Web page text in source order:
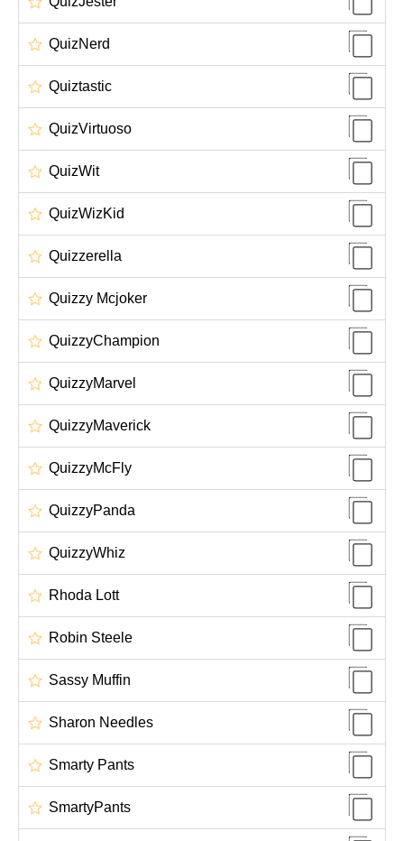
QuizNerd
Quiztastic
QuizVirtuoso
QuizWit
QuizWizKid
Quizzerella
Quizzy Mcjoker
QuizzyChampion
QuizzyMarvel
QuizzyMaverick
QuizzyMcFly
QuizzyPanda
QuizzyWhiz
Rhoda Lott
Robin Steele
Sassy Muffin
Sharon Needles
Smarty Pants
SmartyPants